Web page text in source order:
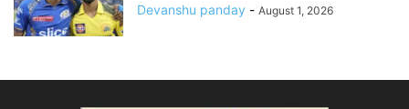
Devanshu panday - August 1, 2026